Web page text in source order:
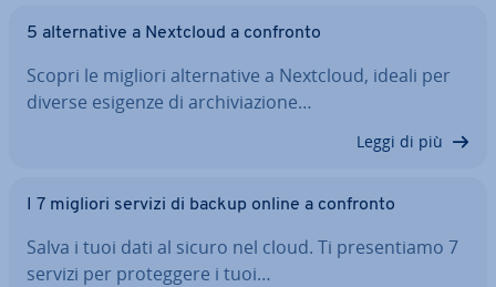
5 al­ter­na­ti­ve a Nextcloud a confronto
Scopri le migliori al­ter­na­ti­ve a Nextcloud, ideali per
diverse esigenze di ar­chi­via­zio­ne…
Leggi di più
I 7 migliori servizi di backup online a confronto
Salva i tuoi dati al sicuro nel cloud. Ti pre­sen­tia­mo 7
servizi per pro­teg­ge­re i tuoi…